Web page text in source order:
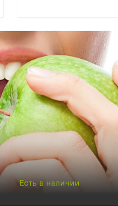
Есть в наличии